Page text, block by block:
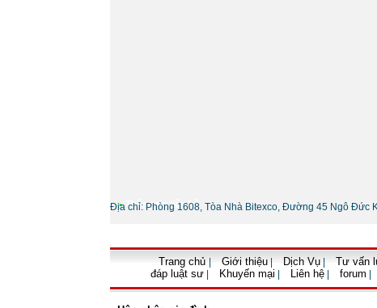
• Thông tin liên hệ
Địa chỉ: Phòng 1608, Tòa Nhà Bitexco, Đường 45 Ngô Đức
Trang chủ Giới thiệu Dịch Vụ Tư vấn
đáp luật sư
Khuyến mại Liên hệ forum